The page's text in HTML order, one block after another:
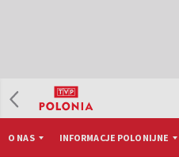
O NAS INFORMACJE POLONIJNE